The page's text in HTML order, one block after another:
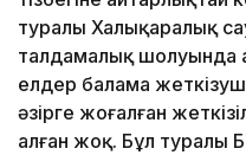
туралы Халықаралық
талдамалық шолуында
елдер балама
әзірге жоғалған
алған жоқ. Бұл туралы